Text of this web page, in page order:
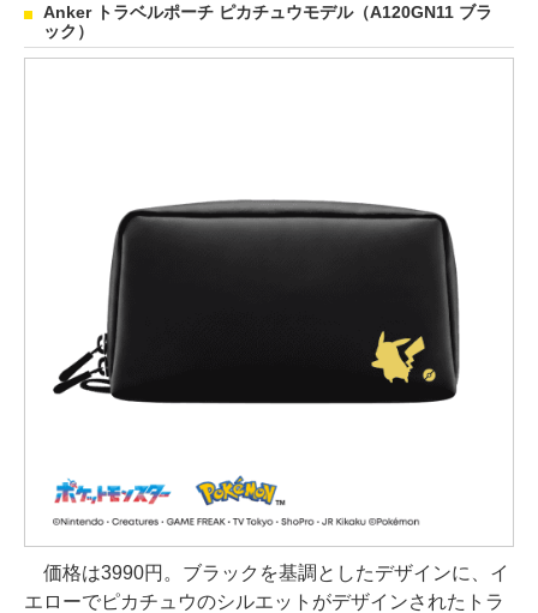
Anker トラベルポーチ ピカチュウモデル（A120GN11 ブラ
ック）
価格は3990円。ブラックを基調としたデザインに、イ
エローでピカチュウのシルエットがデザインされたトラ